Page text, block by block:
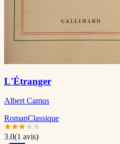
L'Étranger
Albert Camus
RomanClassique
3.0(1 avis)